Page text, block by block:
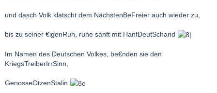
und dasch Volk klatscht dem NächstenBeFreier auch wieder zu,
bis zu seiner €igenRuh, ruhe sanft mit HanfDeutSchand
Im Namen des Deutschen Volkes, be€nden sie den
KriegsTreiberIrrSinn,
GenosseOtzenStalin